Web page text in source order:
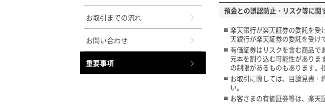
預金との誤認防止・リスク等に関
楽天銀行が楽天証券の委託を受
天銀行が楽天証券の委託を受け
有価証券はリスクを含む商品で
元本を割り込む可能性がありま
の制限があるものもあります。
お取引に際しては、目論見書・
い。
お客さまの有価証券等は、楽
お取引までの流れ
お問い合わせ
重要事項